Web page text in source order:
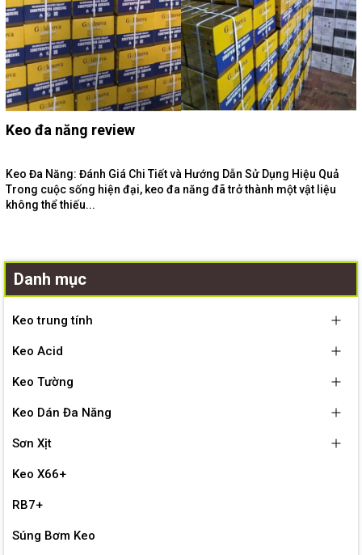
Keo đa năng review
Keo Đa Năng: Đánh Giá Chi Tiết và Hướng Dẫn Sử Dụng Hiệu Quả
Trong cuộc sống hiện đại, keo đa năng đã trở thành một vật liệu
không thể thiếu...
Danh mục
Keo trung tính
Keo Acid
Keo Tường
Keo Dán Đa Năng
Sơn Xịt
Keo X66+
RB7+
Súng Bơm Keo